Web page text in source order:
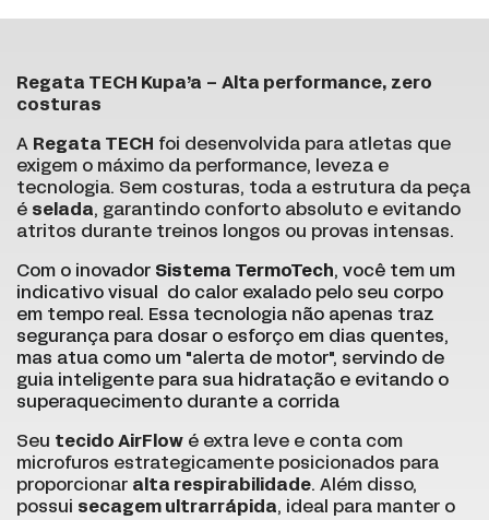
Regata TECH Kupa’a – Alta performance, zero
costuras
A Regata TECH foi desenvolvida para atletas que
exigem o máximo da performance, leveza e
tecnologia. Sem costuras, toda a estrutura da peça
é selada, garantindo conforto absoluto e evitando
atritos durante treinos longos ou provas intensas.
Com o inovador Sistema TermoTech, você tem um
indicativo visual do calor exalado pelo seu corpo
em tempo real. Essa tecnologia não apenas traz
segurança para dosar o esforço em dias quentes,
mas atua como um "alerta de motor", servindo de
guia inteligente para sua hidratação e evitando o
superaquecimento durante a corrida
Seu tecido AirFlow é extra leve e conta com
microfuros estrategicamente posicionados para
proporcionar alta respirabilidade. Além disso,
possui secagem ultrarrápida, ideal para manter o